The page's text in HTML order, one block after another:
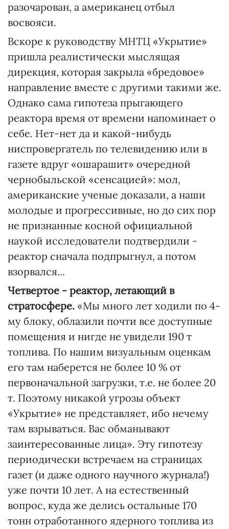
разочарован, а американец отбыл
восвояси.
Вскоре к руководству МНТЦ «Укрытие»
пришла реалистически мыслящая
дирекция, которая закрыла «бредовое»
направление вместе с другими такими же.
Однако сама гипотеза прыгающего
реактора время от времени напоминает о
себе. Нет-нет да и какой-нибудь
ниспровергатель по телевидению или в
газете вдруг «ошарашит» очередной
чернобыльской «сенсацией»: мол,
американские ученые доказали, а наши
молодые и прогрессивные, но до сих пор
не признанные косной официальной
наукой исследователи подтвердили -
реактор сначала подпрыгнул, а потом
взорвался...
Четвертое - реактор, летающий в
стратосфере. «Мы много лет ходили по 4-
му блоку, облазили почти все доступные
помещения и нигде не увидели 190 т
топлива. По нашим визуальным оценкам
его там наберется не более 10 % от
первоначальной загрузки, т.е. не более 20
т. Поэтому никакой угрозы объект
«Укрытие» не представляет, ибо нечему
там взрываться. Вас обманывают
заинтересованные лица». Эту гипотезу
периодически встречаем на страницах
газет (и даже одного научного журнала!)
уже почти 10 лет. А на естественный
вопрос, куда же делись остальные 170
тонн отработанного ядерного топлива из